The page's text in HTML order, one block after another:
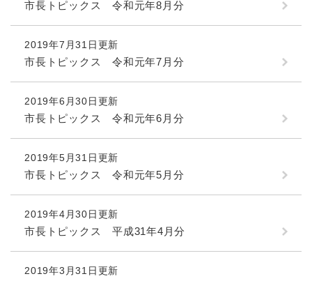
市長トピックス 令和元年8月分
2019年7月31日更新
市長トピックス 令和元年7月分
2019年6月30日更新
市長トピックス 令和元年6月分
2019年5月31日更新
市長トピックス 令和元年5月分
2019年4月30日更新
市長トピックス 平成31年4月分
2019年3月31日更新